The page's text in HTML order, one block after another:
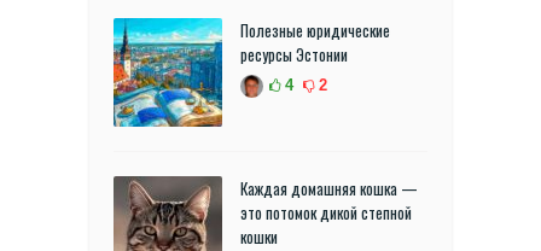
Полезные юридические
ресурсы Эстонии
4 2
Каждая домашняя кошка —
это потомок дикой степной
кошки